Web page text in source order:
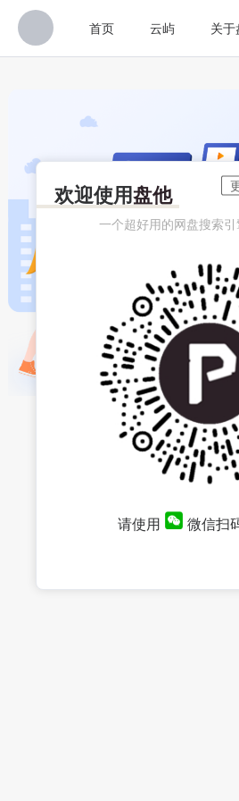
首页 云屿 关
欢迎使用盘他
一个超好用的网盘搜索引
请使用 微信扫